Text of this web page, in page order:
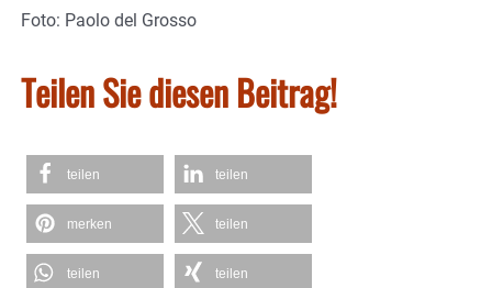
Foto: Paolo del Grosso
Teilen Sie diesen Beitrag!
teilen teilen
merken teilen
teilen teilen